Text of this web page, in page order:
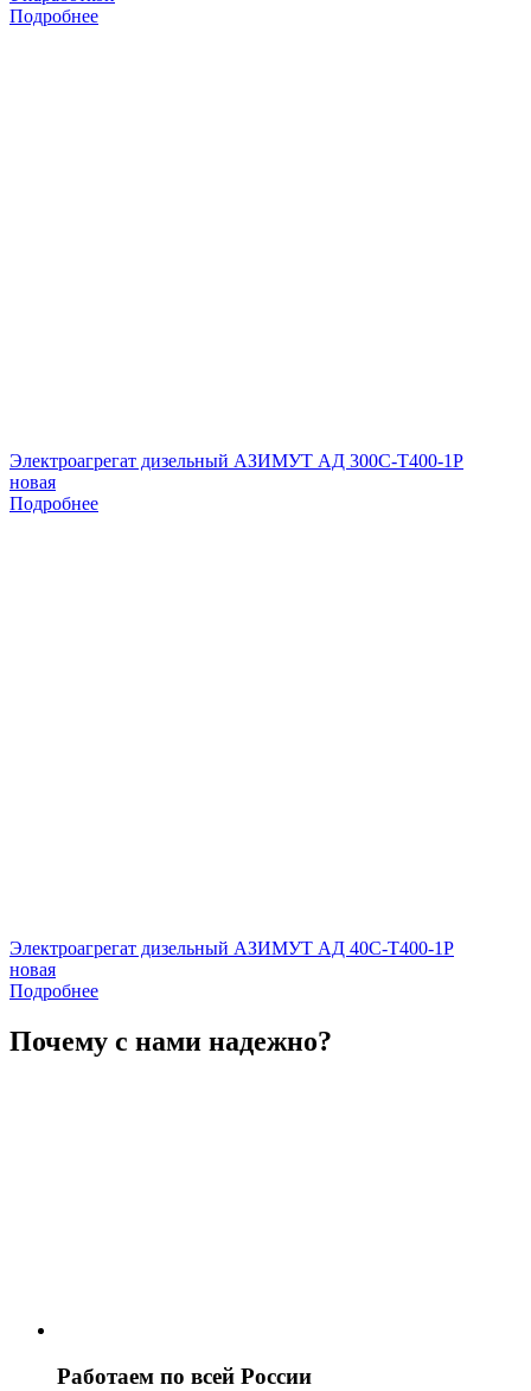
Подробнее
Электроагрегат дизельный АЗИМУТ АД 300С-Т400-1Р
новая
Подробнее
Электроагрегат дизельный АЗИМУТ АД 40С-Т400-1Р
новая
Подробнее
Почему с нами надежно?
Работаем по всей России